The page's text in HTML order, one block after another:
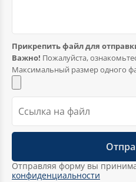
Чехлы на антикражные
Прикрепить файл для
Важно! Пожалуйста,
Максимальный размер одного
Отправляя форму вы
конфиденциальности